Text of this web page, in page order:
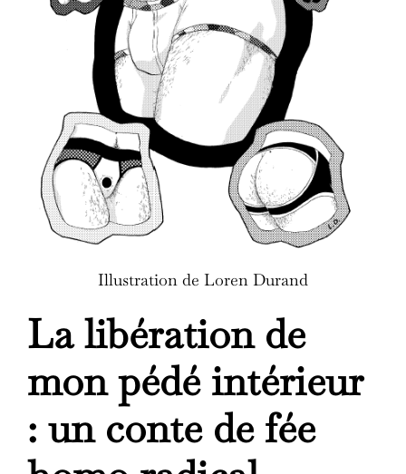
Illustration de Loren Durand
La libération de
mon pédé intérieur
: un conte de fée